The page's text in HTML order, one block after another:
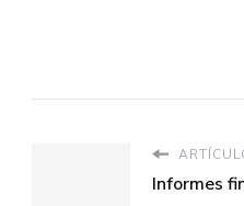
Informes